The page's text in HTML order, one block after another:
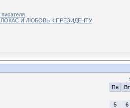
писателя
ЛОКАС И ЛЮБОВЬ К ПРЕЗИДЕНТУ
Пн
Вт
5
6